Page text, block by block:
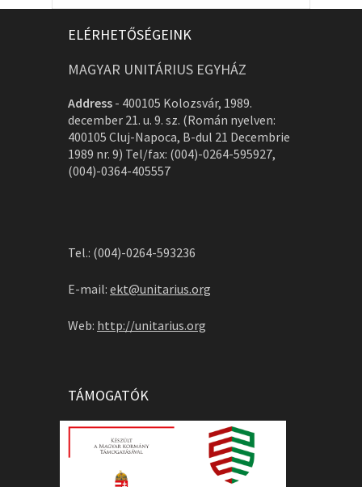
ELÉRHETŐSÉGEINK
MAGYAR UNITÁRIUS EGYHÁZ
Address - 400105 Kolozsvár, 1989.
december 21. u. 9. sz. (Román nyelven:
400105 Cluj-Napoca, B-dul 21 Decembrie
1989 nr. 9) Tel/fax: (004)-0264-595927,
(004)-0364-405557
Tel.: (004)-0264-593236
E-mail: ekt@unitarius.org
Web: http://unitarius.org
TÁMOGATÓK